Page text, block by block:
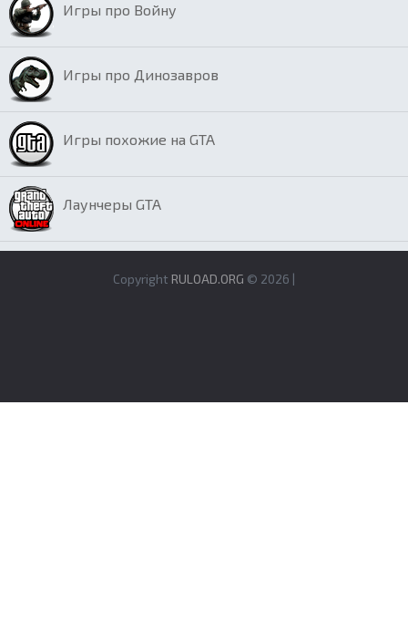
Игры про Войну
Игры про Динозавров
Игры похожие на GTA
Лаунчеры GTA
Copyright RULOAD.ORG © 2026 |